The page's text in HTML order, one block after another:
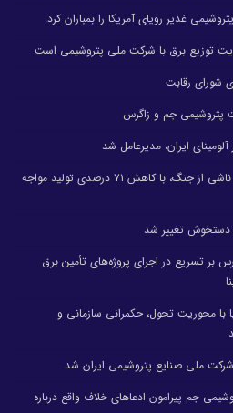
غدیر رویای آمریکا را بمباران کرد.
توزیع برق با شرکت ملی پتروشیمی است
شورای رقابت
پتروشیمی جم و زاگرس
ایران، مدیرعامل شد
پتروشیمی اروند پس از اختلالات ناشی از جنگ، با کاهش ۷۱ درصدی تولید مواجه
دستخوش تغییر شد
بر تسریع در اجرای پروژه‌های تأمین برق
با محوریت تحول، حکمرانی سازمانی و
ملی صنایع پتروشیمی ایران شد
جم پیرامون ادعاهای خلاف واقع درباره